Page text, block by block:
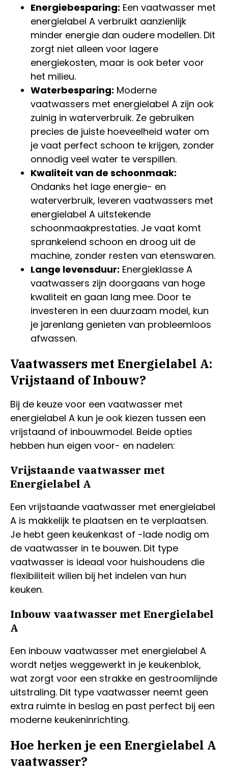
Energiebesparing: Een vaatwasser met
energielabel A verbruikt aanzienlijk
minder energie dan oudere modellen. Dit
zorgt niet alleen voor lagere
energiekosten, maar is ook beter voor
het milieu.
Waterbesparing: Moderne
vaatwassers met energielabel A zijn ook
zuinig in waterverbruik. Ze gebruiken
precies de juiste hoeveelheid water om
je vaat perfect schoon te krijgen, zonder
onnodig veel water te verspillen.
Kwaliteit van de schoonmaak:
Ondanks het lage energie- en
waterverbruik, leveren vaatwassers met
energielabel A uitstekende
schoonmaakprestaties. Je vaat komt
sprankelend schoon en droog uit de
machine, zonder resten van etenswaren.
Lange levensduur: Energieklasse A
vaatwassers zijn doorgaans van hoge
kwaliteit en gaan lang mee. Door te
investeren in een duurzaam model, kun
je jarenlang genieten van probleemloos
afwassen.
Vaatwassers met Energielabel A:
Vrijstaand of Inbouw?
Bij de keuze voor een vaatwasser met
energielabel A kun je ook kiezen tussen een
vrijstaand of inbouwmodel. Beide opties
hebben hun eigen voor- en nadelen:
Vrijstaande vaatwasser met
Energielabel A
Een vrijstaande vaatwasser met energielabel
A is makkelijk te plaatsen en te verplaatsen.
Je hebt geen keukenkast of -lade nodig om
de vaatwasser in te bouwen. Dit type
vaatwasser is ideaal voor huishoudens die
flexibiliteit willen bij het indelen van hun
keuken.
Inbouw vaatwasser met Energielabel
A
Een inbouw vaatwasser met energielabel A
wordt netjes weggewerkt in je keukenblok,
wat zorgt voor een strakke en gestroomlijnde
uitstraling. Dit type vaatwasser neemt geen
extra ruimte in beslag en past perfect bij een
moderne keukeninrichting.
Hoe herken je een Energielabel A
vaatwasser?